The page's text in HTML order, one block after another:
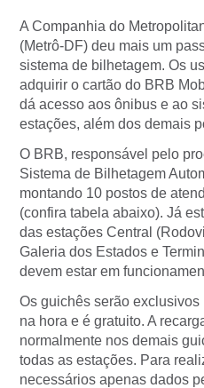
A Companhia do
(Metrô-DF) deu mais um
sistema de bilhetagem. Os
adquirir o cartão do BRB
dá acesso aos ônibus e ao
estações, além dos demais
O BRB, responsável pelo
Sistema de Bilhetagem
montando 10 postos de
(confira tabela abaixo). Já
das estações Central
Galeria dos Estados e
devem estar em
Os guichês serão
na hora e é gratuito. A
normalmente nos demais
todas as estações. Para
necessários apenas dados